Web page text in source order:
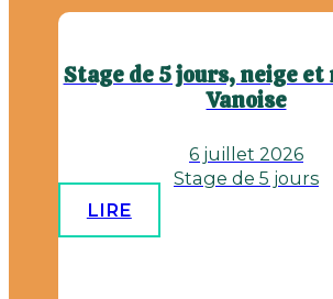
Stage de 5 jours, neige et
Vanoise
6 juillet 2026
Stage de 5 jours
LIRE